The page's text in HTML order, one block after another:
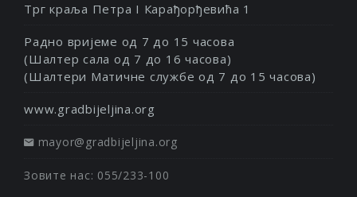
Трг краља Петра I Карађорђевића 1
Радно вријеме од 7 до 15 часова
(Шалтер сала од 7 до 16 часова)
(Шалтери Матичне службе од 7 до 15 часова)
www.gradbijeljina.org
mayor@gradbijeljina.org
Зовите нас: 055/233-100